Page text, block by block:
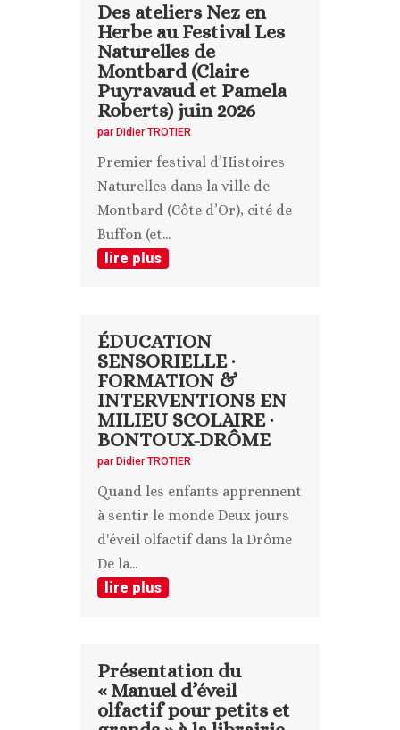
Des ateliers Nez en
Herbe au Festival Les
Naturelles de
Montbard (Claire
Puyravaud et Pamela
Roberts) juin 2026
par Didier TROTIER
Premier festival d’Histoires
Naturelles dans la ville de
Montbard (Côte d’Or), cité de
Buffon (et...
lire plus
ÉDUCATION
SENSORIELLE ·
FORMATION &
INTERVENTIONS EN
MILIEU SCOLAIRE ·
BONTOUX-DRÔME
par Didier TROTIER
Quand les enfants apprennent
à sentir le monde Deux jours
d'éveil olfactif dans la Drôme
De la...
lire plus
Présentation du
« Manuel d’éveil
olfactif pour petits et